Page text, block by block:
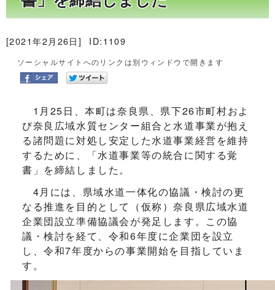
[2021年2月26日] ID:1109
ソーシャルサイトへのリンクは別ウィンドウで開きます
1月25日、本町は奈良県、県下26市町村およ
び奈良広域水質センター組合と水道事業が抱え
る諸問題に対処し安定した水道事業経営を維持
するために、「水道事業等の統合に関する覚
書」を締結しました。
4月には、県域水道一体化の協議・検討の更
なる推進を目的として（仮称）奈良県広域水道
企業団設立準備協議会が発足します。この協
議・検討を経て、令和6年度に企業団を設立
し、令和7年度からの事業開始を目指していま
す。